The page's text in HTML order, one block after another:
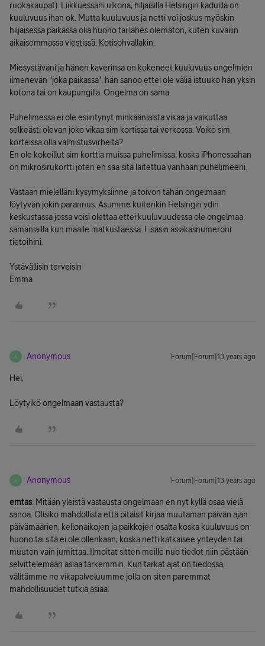
ruokakaupat). Liikkuessani ulkona, hiljaisilla Helsingin kaduilla on
kuuluvuus ihan ok. Mutta kuuluvuus ja netti voi joskus myöskin
hiljaisessa paikassa olla huono tai lähes olematon, kuten kuvailin
aikaisemmassa viestissä. Kotisohvallakin.
Miesystäväni ja hänen kaverinsa on kokeneet kuuluvuus ongelmien
ilmenevän "joka paikassa", hän sanoo ettei ole väliä istuuko hän yksin
kotona tai on kaupungilla. Ongelma on sama.
Puhelimessa ei ole esiintynyt minkäänlaista vikaa ja vaikuttaa
selkeästi olevan joko vikaa sim kortissa tai verkossa. Voiko sim
korteissa olla valmistusvirheitä?
En ole kokeillut sim korttia muissa puhelimissa, koska iPhonessahan
on mikrosirukortti joten en saa sitä laitettua vanhaan puhelimeeni.
Vastaan mielelläni kysymyksiinne ja toivon tähän ongelmaan
löytyvän jokin parannus. Asumme kuitenkin Helsingin ydin
keskustassa jossa voisi olettaa ettei kuuluvuudessa ole ongelmaa,
samanlailla kun maalle matkustaessa. Lisäsin asiakasnumeroni
tietoihini.
Ystävällisin terveisin
Emma
A Anonymous Forum|Forum|13 years ago
Hei,
Löytyikö ongelmaan vastausta?
A Anonymous Forum|Forum|13 years ago
emtas: Mitään yleistä vastausta ongelmaan en nyt kyllä osaa vielä
sanoa. Olisiko mahdollista että pitäisit kirjaa muutaman päivän ajan
päivämäärien, kellonaikojen ja paikkojen osalta koska kuuluvuus on
huono tai sitä ei ole ollenkaan, koska netti katkaisee yhteyden tai
muuten vain jumittaa. Ilmoitat sitten meille nuo tiedot niin pästään
selvittelemään asiaa tarkemmin. Kun tarkat ajat on tiedossa,
välitämme ne vikapalveluumme jolla on siten paremmat
mahdollisuudet tutkia asiaa.